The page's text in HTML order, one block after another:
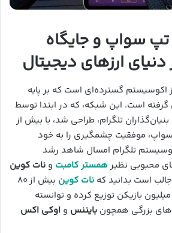
سواپ و جایگاه
ارزهای دیجیتال
گسترده‌ای است که بر پایه
است. این شبکه، که در ابتدا توسط
تلگرام، طراحی شد، با بیش از
موفقیت چشمگیری را به خود
تلگرام امسال شاهد رشد
محبوبی نظیر همستر کامبت و نات کوین
است بدانید که نات کوین
بیش از ۸۰
میلیارد توکن را بین ۳۵ میلیون بازیکن توزیع کرده و توانسته
بزرگی همچون بایننس و اوکی اکس